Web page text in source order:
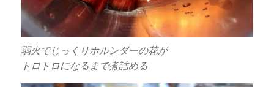
弱火でじっくりホルンダーの花が
トロトロになるまで煮詰める